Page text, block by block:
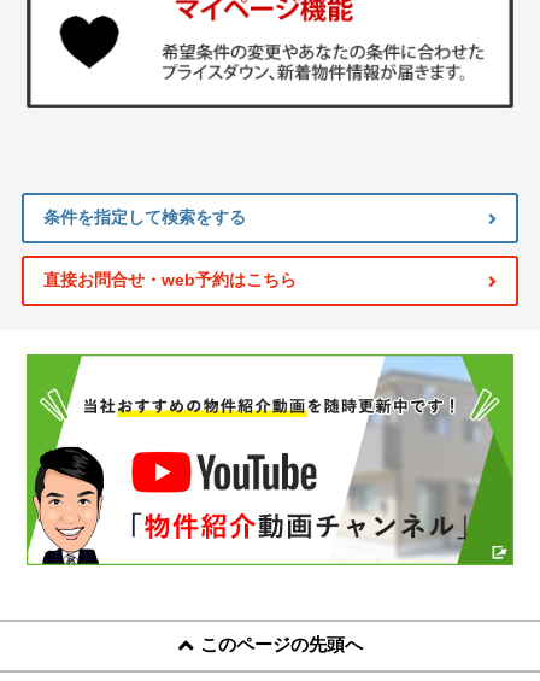
条件を指定して検索をする
直接お問合せ・web予約はこちら
このページの先頭へ